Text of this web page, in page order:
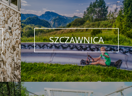
SZCZAWNICA